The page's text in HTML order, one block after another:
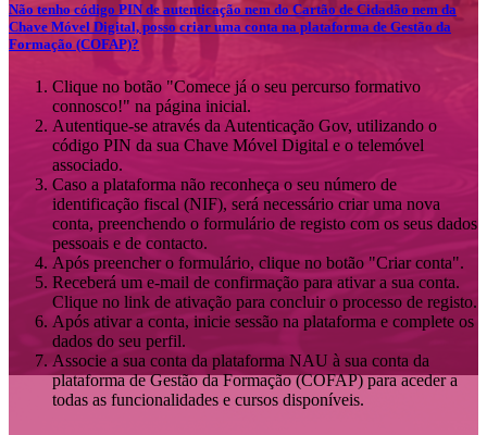
Não tenho código PIN de autenticação nem do Cartão de Cidadão nem da
Chave Móvel Digital, posso criar uma conta na plataforma de Gestão da
Formação (COFAP)?
Clique no botão "Comece já o seu percurso formativo
connosco!" na página inicial.
Autentique-se através da Autenticação Gov, utilizando o
código PIN da sua Chave Móvel Digital e o telemóvel
associado.
Caso a plataforma não reconheça o seu número de
identificação fiscal (NIF), será necessário criar uma nova
conta, preenchendo o formulário de registo com os seus dados
pessoais e de contacto.
Após preencher o formulário, clique no botão "Criar conta".
Receberá um e-mail de confirmação para ativar a sua conta.
Clique no link de ativação para concluir o processo de registo.
Após ativar a conta, inicie sessão na plataforma e complete os
dados do seu perfil.
Associe a sua conta da plataforma NAU à sua conta da
plataforma de Gestão da Formação (COFAP) para aceder a
todas as funcionalidades e cursos disponíveis.